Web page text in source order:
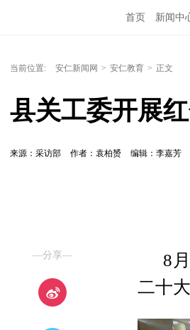
首页 新闻中
当前位置: 安仁新闻网 > 安仁教育 > 正文
县关工委开展
来源：采访部 作者：袁柏赟 编辑：李嘉芳
—分享—
8
二十